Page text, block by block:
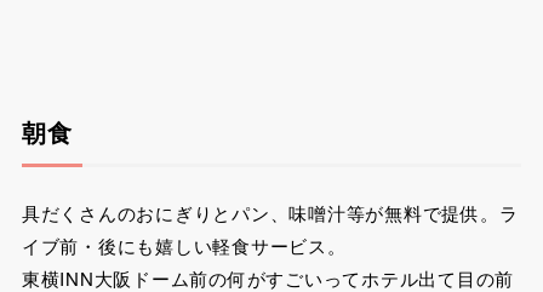
朝食
具だくさんのおにぎりとパン、味噌汁等が無料で提供。ラ
イブ前・後にも嬉しい軽食サービス。
東横INN大阪ドーム前の何がすごいってホテル出て目の前